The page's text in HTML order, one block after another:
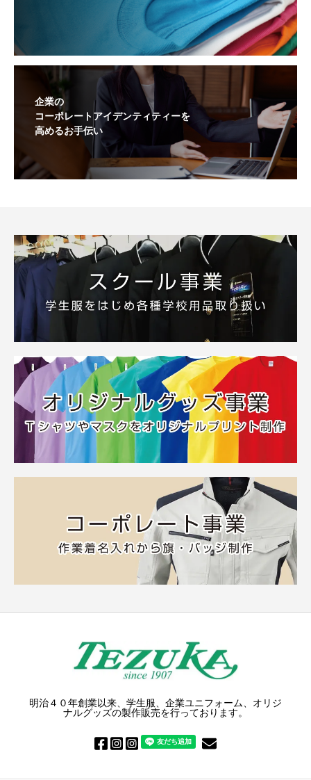
企業の
コーポレートアイデンティティーを
高めるお手伝い
明治４０年創業以来、学生服、企業ユニフォーム、オリジ
ナルグッズの製作販売を行っております。